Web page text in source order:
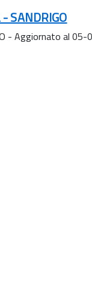
SANDRIGO
- Aggiornato al